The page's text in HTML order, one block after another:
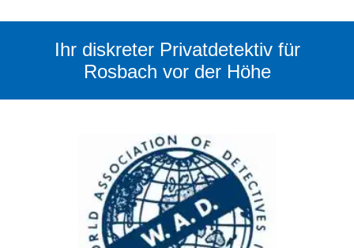
Ihr diskreter Privatdetektiv für
Rosbach vor der Höhe